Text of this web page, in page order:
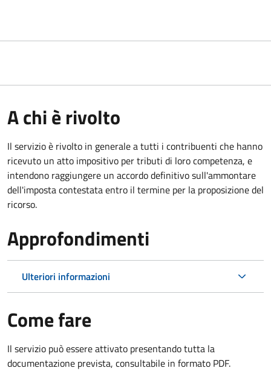
A chi è rivolto
Il servizioè rivolto in generale a tutti i contribuenti che hanno
ricevuto un atto impositivo per tributi di loro competenza, e
intendono raggiungere un accordo definitivo sull'ammontare
dell'imposta contestata entro il termine per la proposizione del
ricorso.
Approfondimenti
Ulteriori informazioni
Come fare
Il servizio può essere attivato presentando tutta la
documentazione prevista, consultabile in formato PDF.